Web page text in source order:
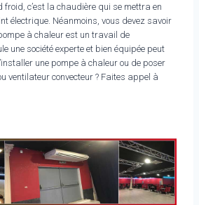
c’est la chaudière qui se mettra en
électrique. Néanmoins, vous devez savoir
à chaleur est un travail de
une société experte et bien équipée peut
une pompe à chaleur ou de poser
ventilateur convecteur ? Faites appel à